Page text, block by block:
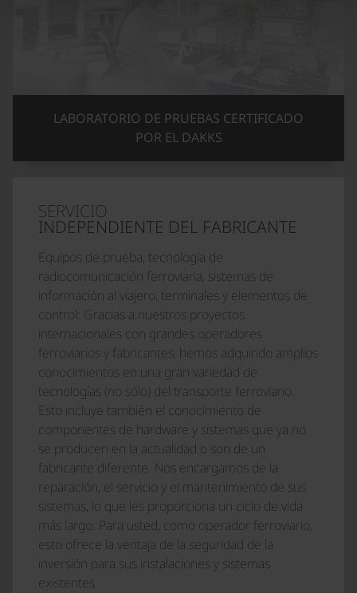
LABORATORIO DE PRUEBAS CERTIFICADO
POR EL DAKKS
SERVICIO
INDEPENDIENTE DEL FABRICANTE
Equipos de prueba, tecnología de
radiocomunicación ferroviaria, sistemas de
información al viajero, terminales y elementos de
control: Gracias a nuestros proyectos
internacionales con grandes operadores
ferroviarios y fabricantes, hemos adquirido amplios
conocimientos en una gran variedad de
tecnologías (no sólo) del transporte ferroviario.
Esto incluye también el conocimiento de
componentes de hardware y sistemas que ya no
se producen en la actualidad o son de un
fabricante diferente. Nos encargamos de la
reparación, el servicio y el mantenimiento de sus
sistemas, lo que les proporciona un ciclo de vida
más largo. Para usted, como operador ferroviario,
esto ofrece la ventaja de la seguridad de la
inversión para sus instalaciones y sistemas
existentes.